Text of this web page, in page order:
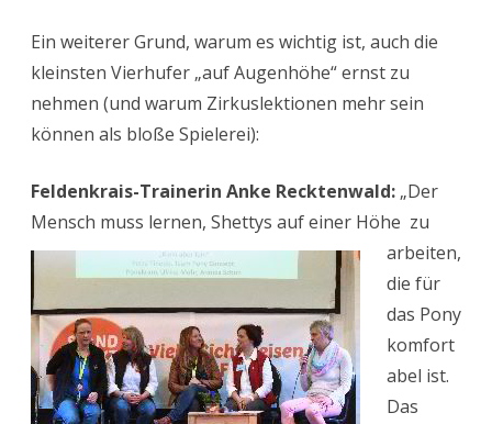
Ein weiterer Grund, warum es wichtig ist, auch die
kleinsten Vierhufer „auf Augenhöhe“ ernst zu
nehmen (und warum Zirkuslektionen mehr sein
können als bloße Spielerei):
Feldenkrais-Trainerin Anke Recktenwald:„Der
Mensch muss lernen, Shettys auf einer Höhe zu
arbeiten,
die für
das Pony
komfort
abel ist.
Das